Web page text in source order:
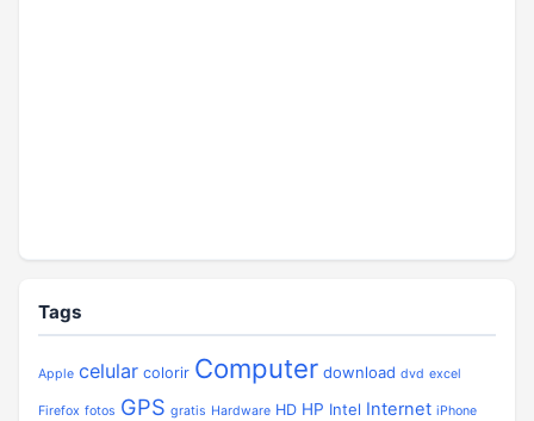
Tags
Apple celular colorir Computer download dvd excel
Firefox fotos GPS gratis Hardware HD HP Intel Internet iPhone